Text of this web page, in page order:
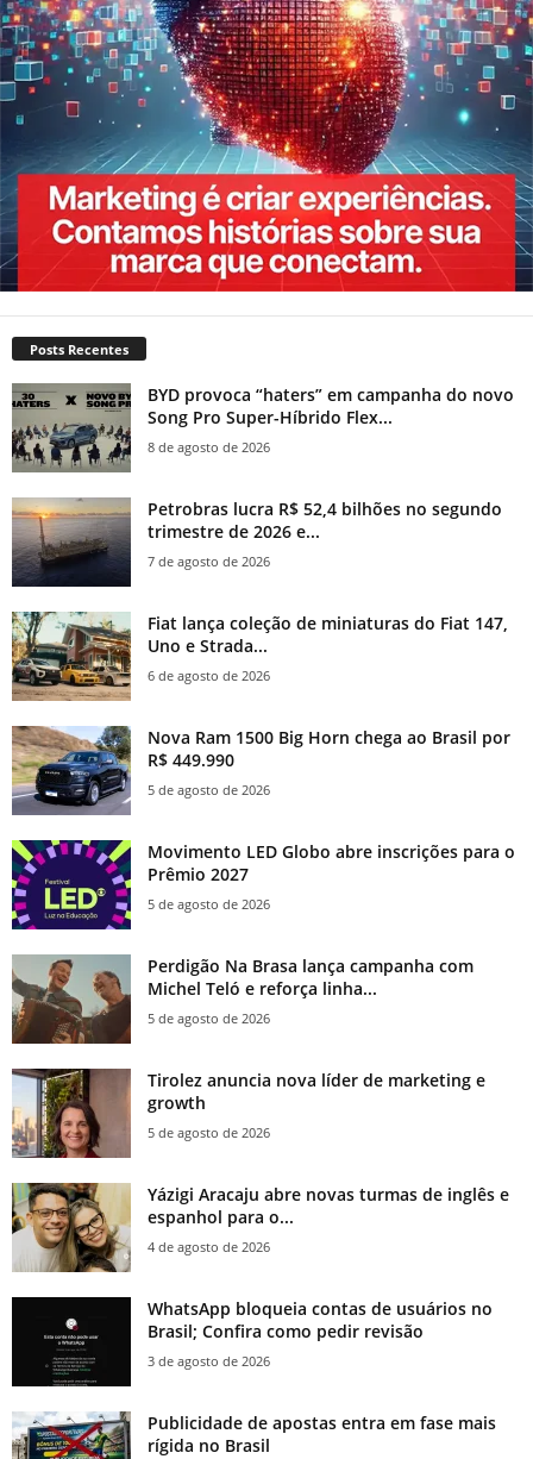
Posts Recentes
BYD provoca “haters” em campanha do novo
Song Pro Super-Híbrido Flex...
8 de agosto de 2026
Petrobras lucra R$ 52,4 bilhões no segundo
trimestre de 2026 e...
7 de agosto de 2026
Fiat lança coleção de miniaturas do Fiat 147,
Uno e Strada...
6 de agosto de 2026
Nova Ram 1500 Big Horn chega ao Brasil por
R$ 449.990
5 de agosto de 2026
Movimento LED Globo abre inscrições para o
Prêmio 2027
5 de agosto de 2026
Perdigão Na Brasa lança campanha com
Michel Teló e reforça linha...
5 de agosto de 2026
Tirolez anuncia nova líder de marketing e
growth
5 de agosto de 2026
Yázigi Aracaju abre novas turmas de inglês e
espanhol para o...
4 de agosto de 2026
WhatsApp bloqueia contas de usuários no
Brasil; Confira como pedir revisão
3 de agosto de 2026
Publicidade de apostas entra em fase mais
rígida no Brasil